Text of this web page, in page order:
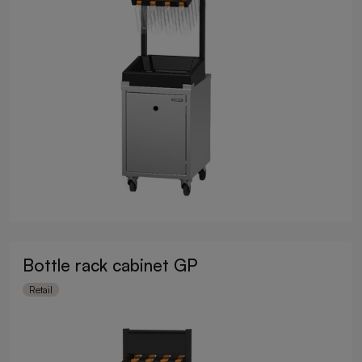
Bottle rack cabinet GP
Retail